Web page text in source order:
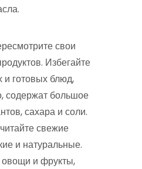
свои
Избегайте
и готовых блюд,
содержат большое
сахара и соли.
свежие
и натуральные.
овощи и фрукты,